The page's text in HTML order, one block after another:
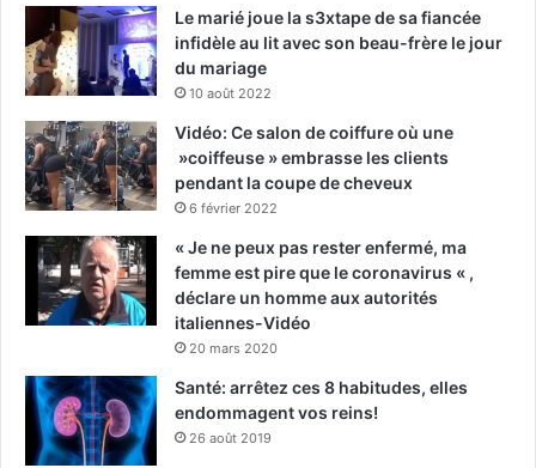
Le marié joue la s3xtape de sa fiancée
infidèle au lit avec son beau-frère le jour
du mariage
10 août 2022
Vidéo: Ce salon de coiffure où une
»coiffeuse » embrasse les clients
pendant la coupe de cheveux
6 février 2022
« Je ne peux pas rester enfermé, ma
femme est pire que le coronavirus « ,
déclare un homme aux autorités
italiennes-Vidéo
20 mars 2020
Santé: arrêtez ces 8 habitudes, elles
endommagent vos reins!
26 août 2019